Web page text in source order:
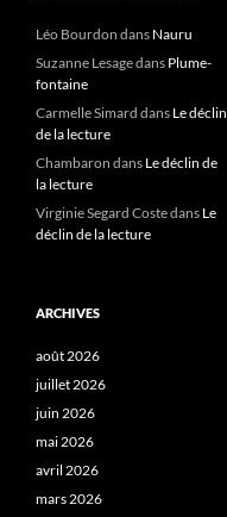
Léo Bourdon dans Nauru
Suzanne Lesagedans Plume-
fontaine
Carmelle Simard dans Le déclin
de la lecture
Chambaron dans Le déclin de
la lecture
Virginie Segard Costedans Le
déclin de la lecture
ARCHIVES
août 2026
juillet 2026
juin 2026
mai 2026
avril 2026
mars 2026